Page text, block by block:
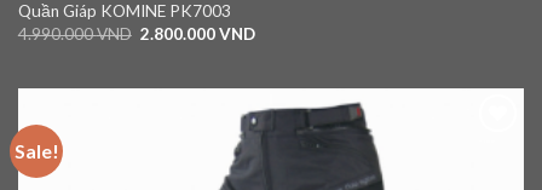
Quần Giáp KOMINE PK7003
4.990.000VND 2.800.000VND
Sale!